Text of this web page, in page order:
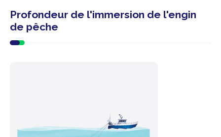
Profondeur de l'immersion de l'engin
de pêche